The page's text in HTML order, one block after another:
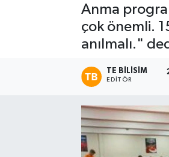
Anma
çok önemli.
anılmalı."
TE BILISIM
EDITÖR